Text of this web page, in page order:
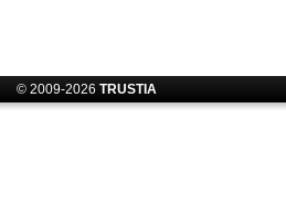
© 2009-2026 TRUSTIA